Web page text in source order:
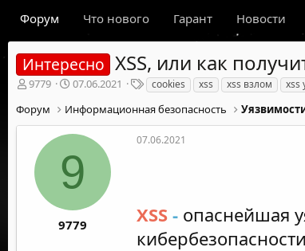
Форум Что нового Гарант Новости
Интересно XSS, или как
А
т
о
м
9779
Д
т
а
а
ч
а
а
07.06.2021
Т
е
г
и
cookies xss xss взлом xss
Форум Информационная безопасность
9
9779
07.06.2021
XSS - опаснейшая